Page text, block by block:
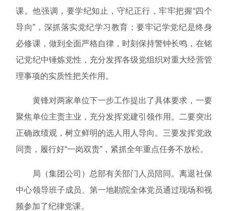
课。他强调，要学纪知止，守纪正行，牢牢把握“四个
导向”，深抓落实党纪学习教育；要牢记学党纪是终身
必修课，做到全面严格自律，时刻保持警钟长鸣，在铭
记党纪中锤炼党性，充分发挥各级党组织对重大经营管
理事项的实质性把关作用。
黄锋对两家单位下一步工作提出了具体要求，一要
聚焦单位主责主业，充分发挥党建引领作用。二要突出
正确政绩观，树立鲜明的选人用人导向。三要发挥党政
同责，履行好“一岗双责”，紧抓全年重点任务不放松。
局（集团公司）总部有关部门人员陪同。离退社保
中心领导班子成员、第一地勘院全体党员通过现场和视
频参加了纪律党课。